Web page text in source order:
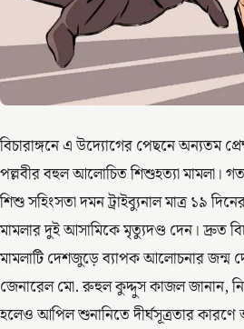
বিচারাঙ্গনে এ উদ্যোগের পেছনে অন্যতম
পল্লবীর বহুল আলোচিত শিশুহত্যা মামলা।
শিশু সহিংসতা দমন ট্রাইব্যুনাল মাত্র ১৯
মামলার দুই আসামিকে মৃত্যুদণ্ড দেন। দ্রুত
মামলাটি দেশজুড়ে ব্যাপক আলোচনার জন্ম
জেনারেল মো. রুহুল কুদ্দুস কাজল জানান,
হলেও আপিল শুনানিতে দীর্ঘসূত্রতার